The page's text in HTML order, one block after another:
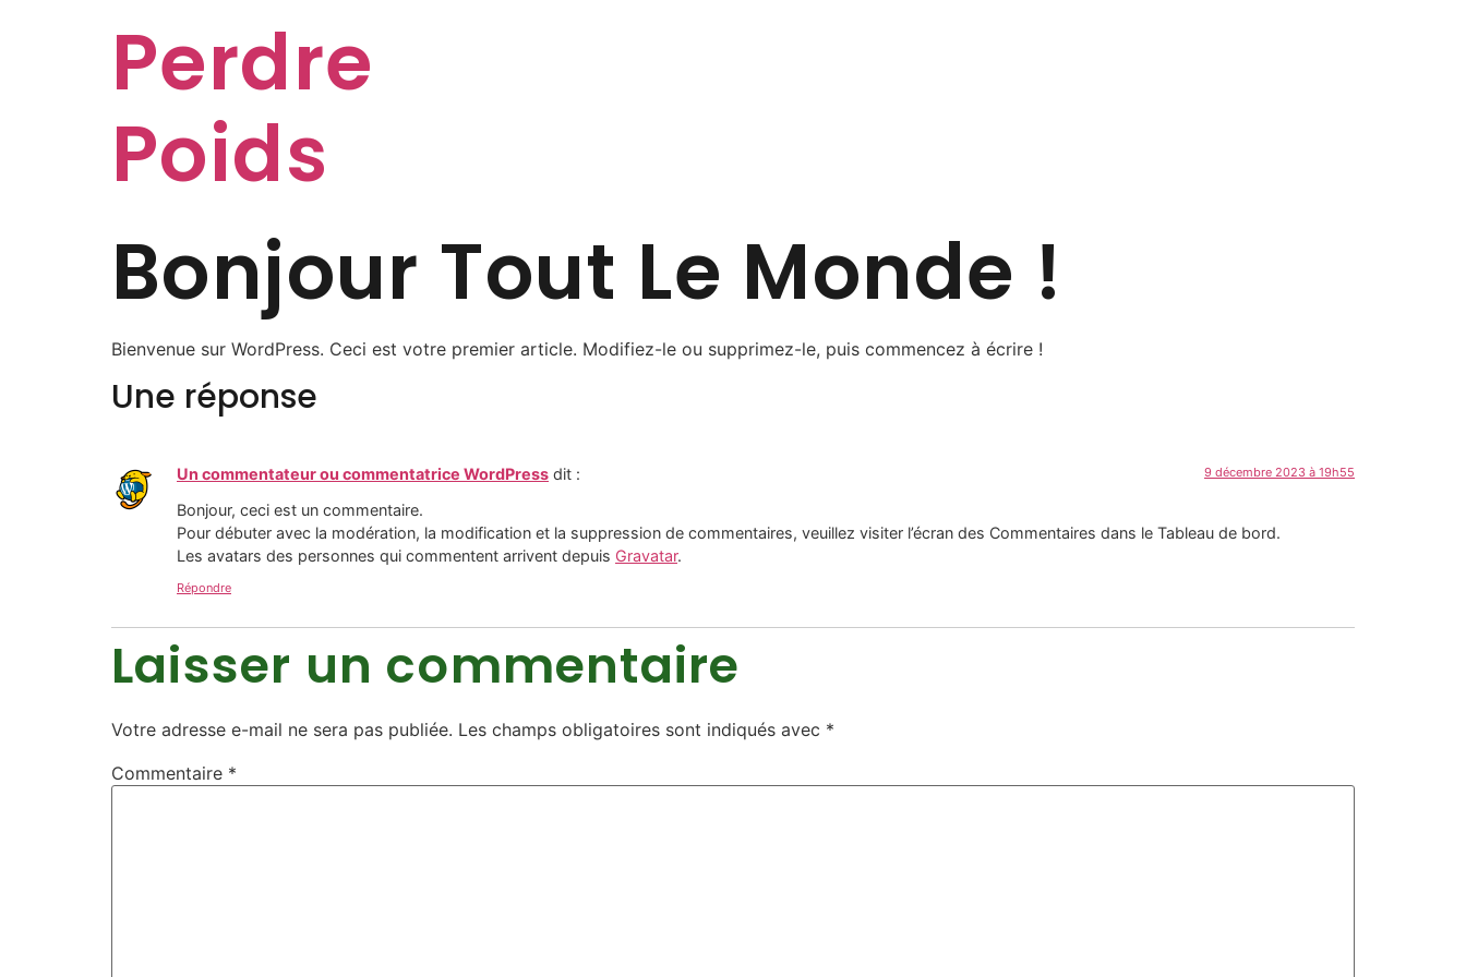
Perdre
Poids
Bonjour Tout Le Monde !
Bienvenue sur WordPress. Ceci est votre premier article. Modifiez-le ou supprimez-le, puis commencez à écrire !
Une réponse
Un commentateur ou commentatrice WordPress dit : 9 décembre 2023 à 19h55
Bonjour, ceci est un commentaire.
Pour débuter avec la modération, la modification et la suppression de commentaires, veuillez visiter l’écran des Commentaires dans le Tableau de bord.
Les avatars des personnes qui commentent arrivent depuis Gravatar.
Répondre
Laisser un commentaire
Votre adresse e-mail ne sera pas publiée. Les champs obligatoires sont indiqués avec *
Commentaire *